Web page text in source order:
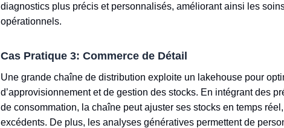
diagnostics plus précis et personnalisés, améliorant ainsi les
opérationnels.
Cas Pratique 3: Commerce de Détail
Une grande chaîne de distribution exploite un lakehouse pour
d’approvisionnement et de gestion des stocks. En intégrant des
de consommation, la chaîne peut ajuster ses stocks en temps
excédents. De plus, les analyses génératives permettent de